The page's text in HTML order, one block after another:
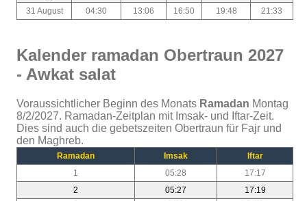
31 August
04:30 13:06 16:50 19:48 21:33
Kalender ramadan Obertraun 2027
- Awkat salat
Voraussichtlicher Beginn des Monats Ramadan Montag
8/2/2027. Ramadan-Zeitplan mit Imsak- und Iftar-Zeit.
Dies sind auch die gebetszeiten Obertraun für Fajr und
den Maghreb.
Ramadan Imsak
Iftar
1
05:28
17:17
2
05:27
17:19